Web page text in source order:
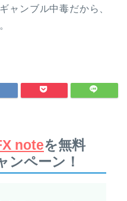
ャンブル中毒だから、
noteを無料
ンペーン！